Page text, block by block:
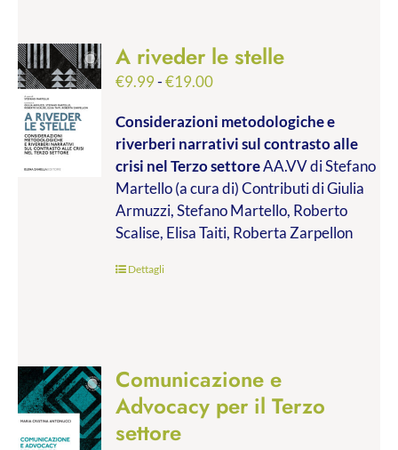
A riveder le stelle
€9.99-€19.00Fascia
prezzo:
da
€9.99
a
€19.00
Considerazioni metodologiche e
riverberi narrativi sul contrasto alle
crisi nel Terzo settoreAA.VV di Stefano
Martello (a cura di) Contributi di Giulia
Armuzzi, Stefano Martello, Roberto
Scalise, Elisa Taiti, Roberta Zarpellon
Dettagli
Comunicazione e
Advocacy per il Terzo
settore